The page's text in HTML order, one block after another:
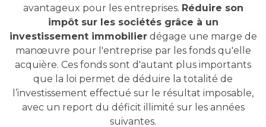
avantageux pour les entreprises. Réduire son
impôt sur les sociétés grâce à un
investissement immobilier dégage une marge de
manœuvre pour l'entreprise par les fonds qu'elle
acquière. Ces fonds sont d'autant plus importants
que la loi permet de déduire la totalité de
l’investissement effectué sur le résultat imposable,
avec un report du déficit illimité sur les années
suivantes.